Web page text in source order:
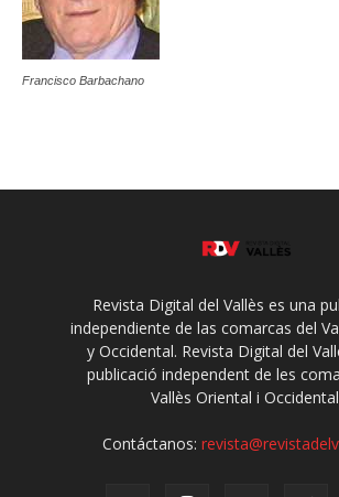
Francisco Barbachano
Revista Digital del Vallès es una
independiente de las comarcas del
y Occidental. Revista Digital del
publicació independent de les
Vallès Oriental i
Contáctanos: